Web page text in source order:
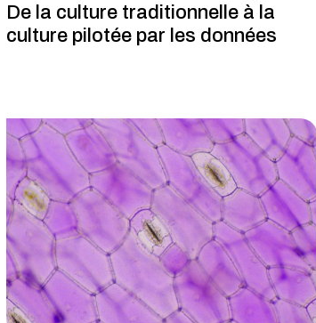
De la culture traditionnelle à la
culture pilotée par les données